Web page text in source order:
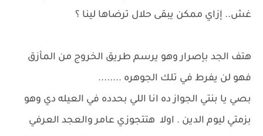
غش.. إزاي ممكن يبقى حلال ترضاها لينا ؟
هتف الجد بإصرار وهو يرسم طريق الخروج من المأزق
فهو لن يفرط في تلك الجوهره ........
بصي يا بنتي الجواز ده انا اللي بحدده في العيله دي وهو
بزمتي ليوم الدين . اولا هتتجوزي عامر والعجد العرفي